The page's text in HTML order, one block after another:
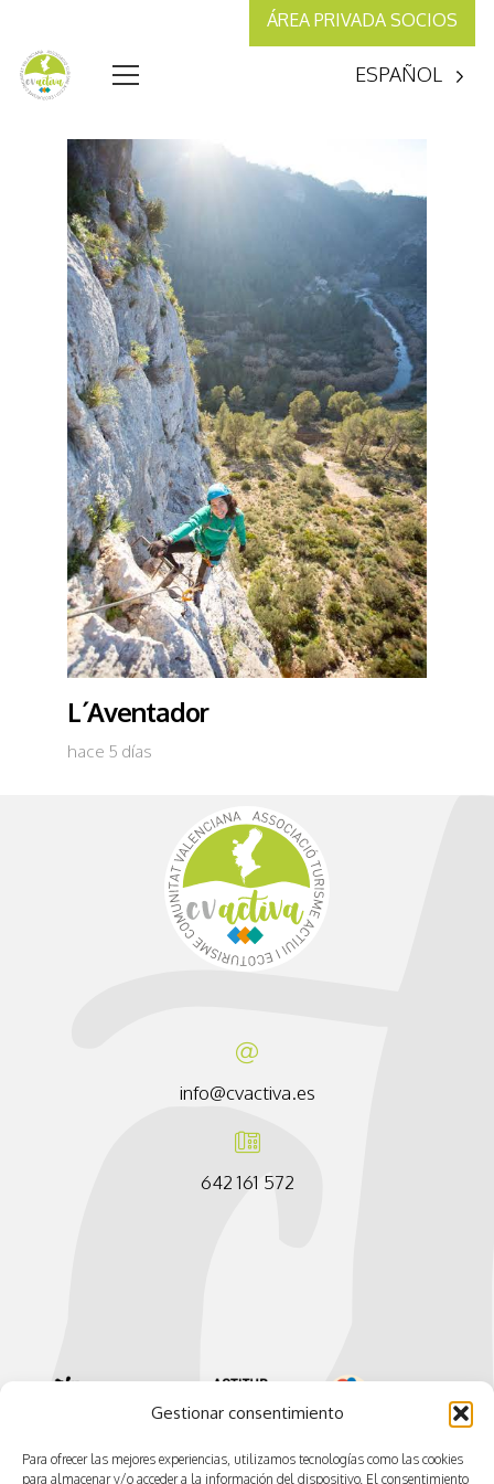
Gestionar consentimiento
Para ofrecer las mejores experiencias, utilizamos tecnologías como las cookies
para almacenar y/o acceder a la información del dispositivo. El consentimiento
ÁREA PRIVADA SOCIOS
ESPAÑOL
L´Aventador
hace 5 días
info@cvactiva.es
642 161 572